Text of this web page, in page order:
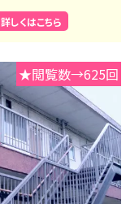
詳しくはこちら
★閲覧数→625回